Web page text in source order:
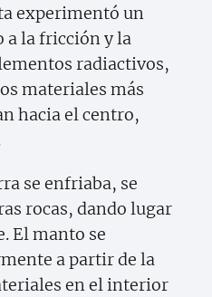
experimentó un
a la fricción y la
radiactivos,
materiales más
hacia el centro,
se enfriaba, se
rocas, dando lugar
El manto se
a partir de la
en el interior